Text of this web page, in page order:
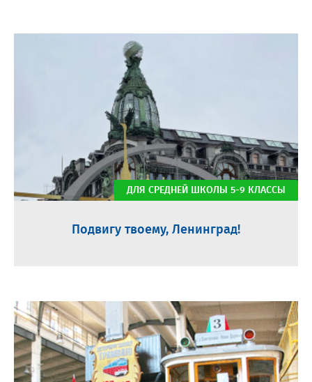
Подвигу твоему, Ленинград!
ДЛЯ СРЕДНЕЙ ШКОЛЫ 5-9 КЛАССЫ